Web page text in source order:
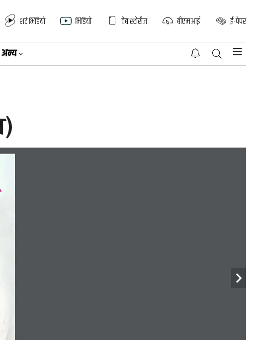
शर्ट भिडियो भिडियो वेब स्टोरीज बीएमआई ई-पेपर
अन्य